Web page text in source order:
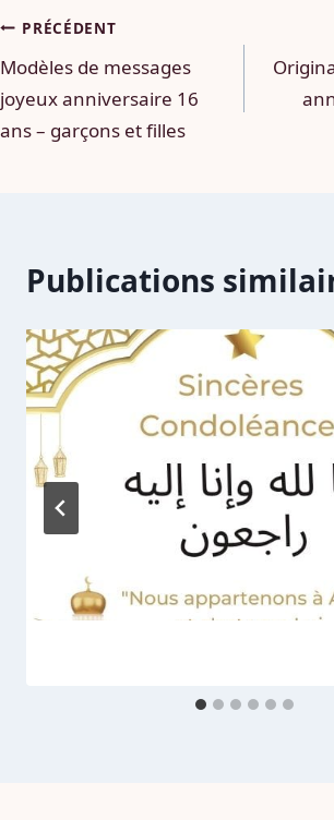
Navigation
de
l’article
PRÉCÉDENT
Modèles de messages
joyeux anniversaire 16
ans – garçons et filles
Publications